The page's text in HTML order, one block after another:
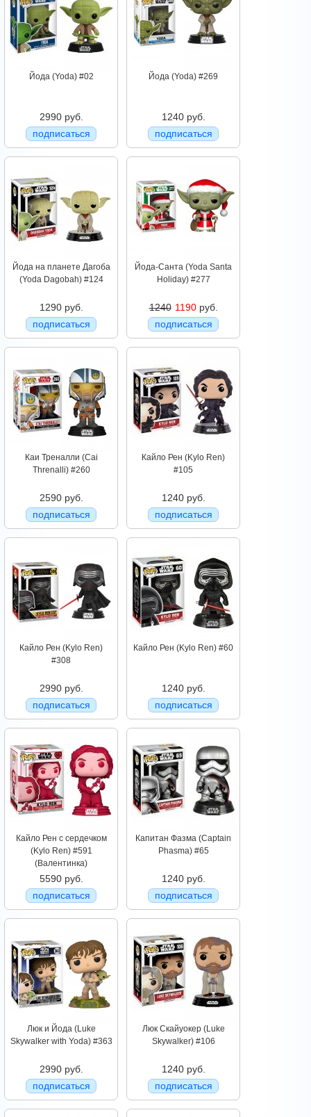
Йода (Yoda) #02
2990 руб.
подписаться
Йода (Yoda) #269
1240 руб.
подписаться
Йода на планете Дагоба
(Yoda Dagobah) #124
1290 руб.
подписаться
Йода-Санта (Yoda Santa
Holiday) #277
1240 1190руб.
подписаться
Каи Треналли (Cai
Threnalli) #260
2590 руб.
подписаться
Кайло Рен (Kylo Ren)
#105
1240 руб.
подписаться
Кайло Рен (Kylo Ren)
#308
2990 руб.
подписаться
Кайло Рен (Kylo Ren) #60
1240 руб.
подписаться
Кайло Рен с сердечком
(Kylo Ren) #591
(Валентинка)
5590 руб.
подписаться
Капитан Фазма (Captain
Phasma) #65
1240 руб.
подписаться
Люк и Йода (Luke
Skywalker with Yoda) #363
2990 руб.
подписаться
Люк Скайуокер (Luke
Skywalker) #106
1240 руб.
подписаться